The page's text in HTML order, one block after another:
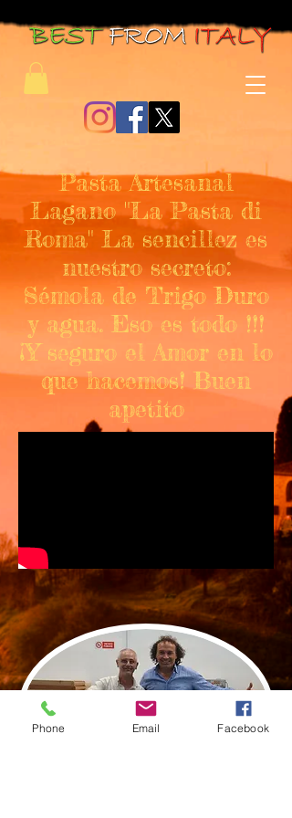
Pasta Artesanal
Lagano "La Pasta di
Roma" La sencillez es
nuestro secreto:
Sémola de Trigo Duro
y agua. Eso es todo !!!
¡Y seguro el Amor en lo
que hacemos! Buen
apetito
Phone Email Facebook